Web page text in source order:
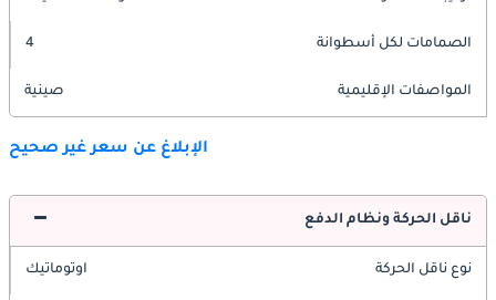
الصمامات لكل أسطوانة 4
المواصفات الإقليمية صينية
الإبلاغ عن سعر غير صحيح
ناقل الحركة ونظام الدفع
نوع ناقل الحركة اوتوماتيك